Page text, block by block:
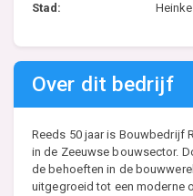
Stad:
Over dit bedrijf
Reeds 50 jaar is Bouwbedrijf
in de Zeeuwse bouwsector.
de behoeften in de
uitgegroeid tot een moderne